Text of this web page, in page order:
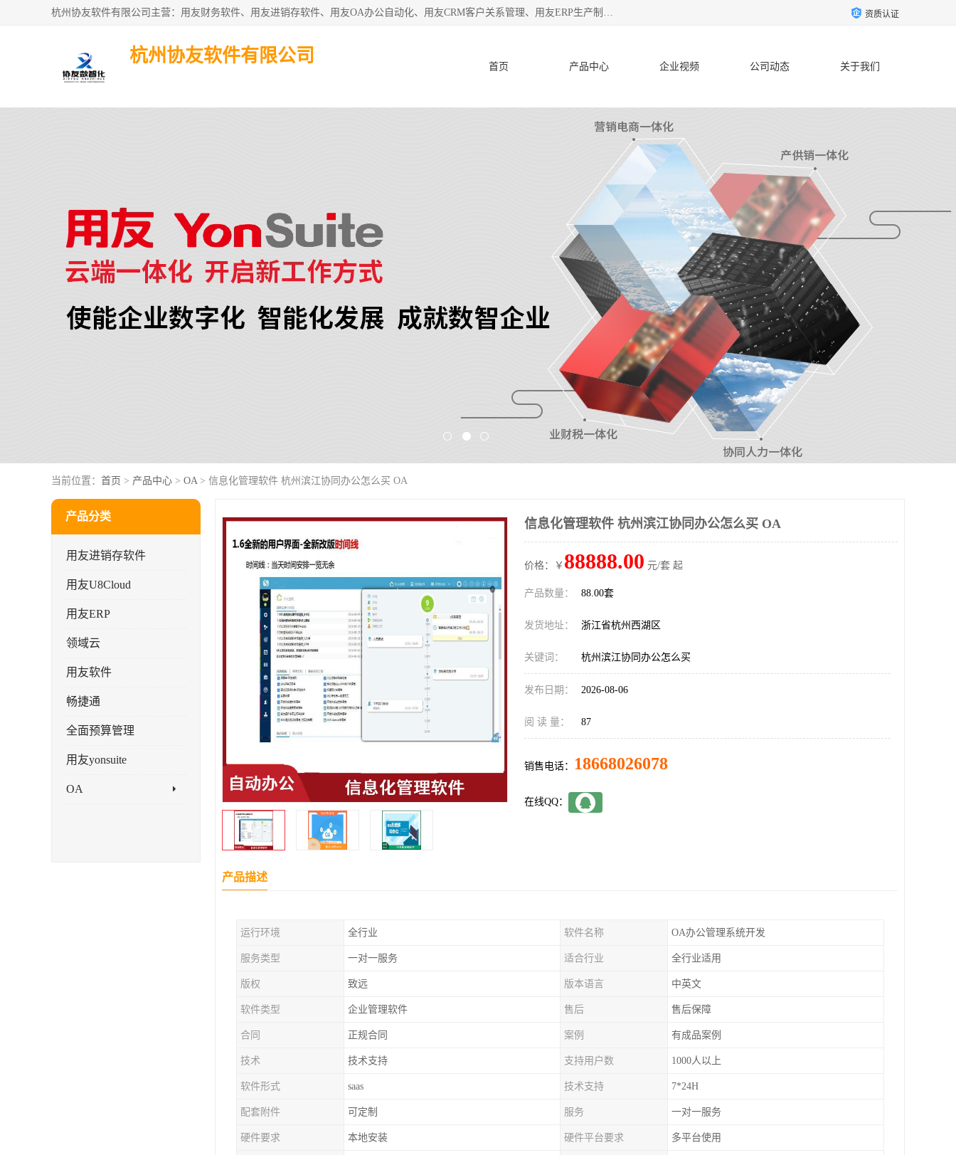
杭州协友软件有限公司主营：用友财务软件、用友进销存软件、用友OA办公自动化、用友CRM客户关系管理、用友ERP生产制造管理等;是一家用友管理软件咨询服务商。自创立至今，一直致力于为客户提供顾问式ERP管理解决方案务，为企业提供了财务管理、供应链和物流管理、生产制造管理、管理、知识与协同管理、客户关系管理等信息化建设领域的应用。 资质认证
杭州协友软件有限公司
首页 产品中心 企业视频 公司动态 关于我们
当前位置： 首页 > 产品中心 > OA> 信息化管理软件 杭州滨江协同办公怎么买 OA
产品分类
用友进销存软件
用友U8Cloud
用友ERP
领域云
用友软件
畅捷通
全面预算管理
用友yonsuite
OA
信息化管理软件 杭州滨江协同办公怎么买 OA
价格：￥ 88888.00 元/套 起
产品数量： 88.00套
发货地址： 浙江省杭州西湖区
关键词： 杭州滨江协同办公怎么买
发布日期： 2026-08-06
阅 读 量： 87
销售电话： 18668026078
在线QQ：
产品描述
运行环境 全行业 软件名称 OA办公管理系统开发
服务类型 一对一服务 适合行业 全行业适用
版权 致远 版本语言 中英文
软件类型 企业管理软件 售后 售后保障
合同 正规合同 案例 有成品案例
技术 技术支持 支持用户数 1000人以上
软件形式 saas 技术支持 7*24H
配套附件 可定制 服务 一对一服务
硬件要求 本地安装 硬件平台要求 多平台使用